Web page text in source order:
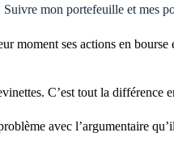
Suivre mon portefeuille et mes
moment ses actions en
C’est tout la différence
avec l’argumentaire